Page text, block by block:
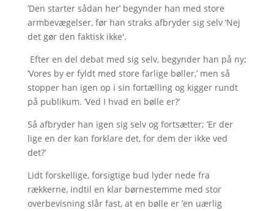
’Den starter sådan her’ begynder han med store
armbevægelser, før han straks afbryder sig selv ’Nej
det gør den faktisk ikke'.
Efter en del debat med sig selv, begynder han på ny;
’Vores by er fyldt med store farlige bøller,’ men så
stopper han igen op i sin fortælling og kigger rundt
på publikum. ’Ved I hvad en bølle er?’
Så afbryder han igen sig selv og fortsætter; ’Er der
lige en der kan forklare det, for dem der ikke ved
det?’
Lidt forskellige, forsigtige bud lyder nede fra
rækkerne, indtil en klar børnestemme med stor
overbevisning slår fast, at en bølle er ’en uærlig